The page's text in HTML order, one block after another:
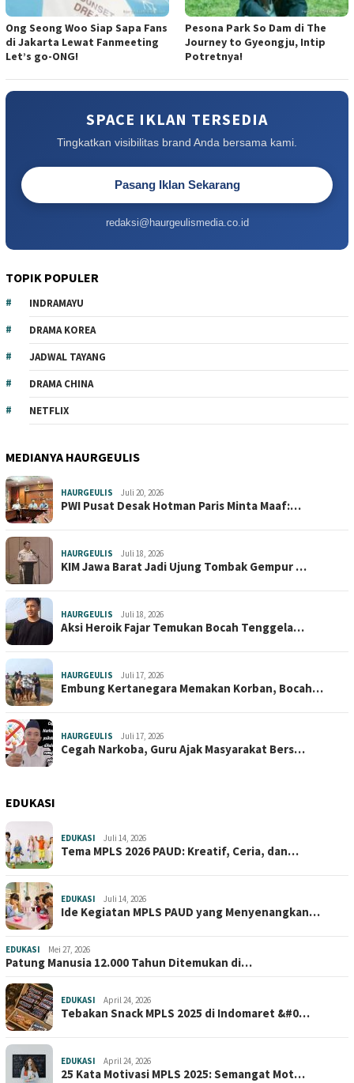
Ong Seong Woo Siap Sapa Fans
di Jakarta Lewat Fanmeeting
Let’s go-ONG!
Pesona Park So Dam di The
Journey to Gyeongju, Intip
Potretnya!
SPACE IKLAN TERSEDIA
Tingkatkan visibilitas brand Anda bersama kami.
Pasang Iklan Sekarang
redaksi@haurgeulismedia.co.id
TOPIK POPULER
INDRAMAYU
DRAMA KOREA
JADWAL TAYANG
DRAMA CHINA
NETFLIX
MEDIANYA HAURGEULIS
HAURGEULIS Juli 20, 2026
PWI Pusat Desak Hotman Paris Minta Maaf:…
HAURGEULIS Juli 18, 2026
KIM Jawa Barat Jadi Ujung Tombak Gempur …
HAURGEULIS Juli 18, 2026
Aksi Heroik Fajar Temukan Bocah Tenggela…
HAURGEULIS Juli 17, 2026
Embung Kertanegara Memakan Korban, Bocah…
HAURGEULIS Juli 17, 2026
Cegah Narkoba, Guru Ajak Masyarakat Bers…
EDUKASI
EDUKASI Juli 14, 2026
Tema MPLS 2026 PAUD: Kreatif, Ceria, dan…
EDUKASI Juli 14, 2026
Ide Kegiatan MPLS PAUD yang Menyenangkan…
EDUKASI Mei 27, 2026
Patung Manusia 12.000 Tahun Ditemukan di…
EDUKASI April 24, 2026
Tebakan Snack MPLS 2025 di Indomaret &#0…
EDUKASI April 24, 2026
25 Kata Motivasi MPLS 2025: Semangat Mot…